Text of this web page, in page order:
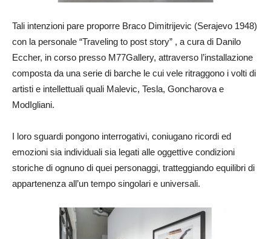
Tali intenzioni pare proporre Braco Dimitrijevic (Serajevo 1948)
con la personale “Traveling to post story” , a cura di Danilo
Eccher, in corso presso M77Gallery, attraverso l’installazione
composta da una serie di barche le cui vele ritraggono i volti di
artisti e intellettuali quali Malevic, Tesla, Goncharova e
ModIgliani.
I loro sguardi pongono interrogativi, coniugano ricordi ed
emozioni sia individuali sia legati alle oggettive condizioni
storiche di ognuno di quei personaggi, tratteggiando equilibri di
appartenenza all’un tempo singolari e universali.